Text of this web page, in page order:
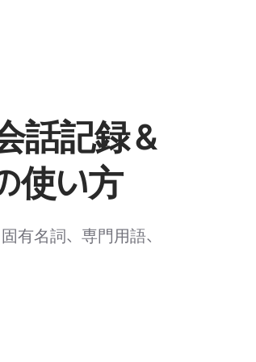
話記録＆
使い方
有名詞、専門用語、